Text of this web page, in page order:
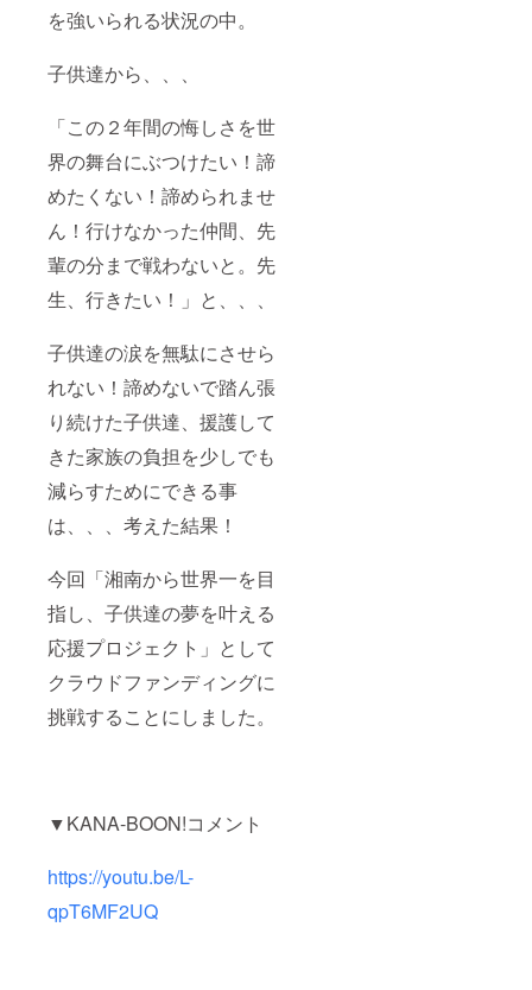
を強いられる状況の中。
子供達から、、、
「この２年間の悔しさを世
界の舞台にぶつけたい！諦
めたくない！諦められませ
ん！行けなかった仲間、先
輩の分まで戦わないと。先
生、行きたい！」と、、、
子供達の涙を無駄にさせら
れない！諦めないで踏ん張
り続けた子供達、援護して
きた家族の負担を少しでも
減らすためにできる事
は、、、考えた結果！
今回「湘南から世界一を目
指し、子供達の夢を叶える
応援プロジェクト」として
クラウドファンディングに
挑戦することにしました。
▼KANA-BOON!コメント
https://youtu.be/L-
qpT6MF2UQ